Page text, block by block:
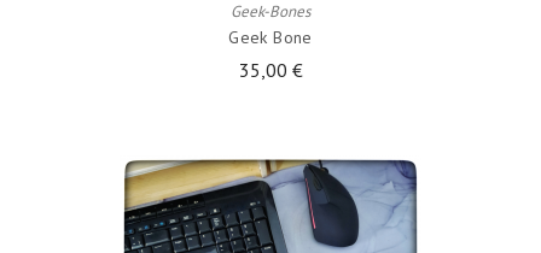
Geek-Bones
Geek Bone
35,00 €